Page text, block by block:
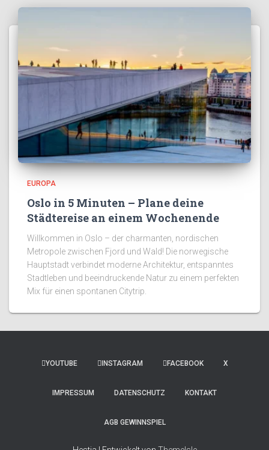
EUROPA
Oslo in 5 Minuten – Plane deine
Städtereise an einem Wochenende
Willkommen in Oslo – der charmanten, nordischen
Metropole zwischen Fjord und Wald! Die norwegische
Hauptstadt verbindet moderne Architektur, entspanntes
Stadtleben und beeindruckende Natur zu einem perfekten
Mix für einen spontanen Citytrip.
YOUTUBE INSTAGRAM FACEBOOK X
IMPRESSUM DATENSCHUTZ KONTAKT
AGB GEWINNSPIEL